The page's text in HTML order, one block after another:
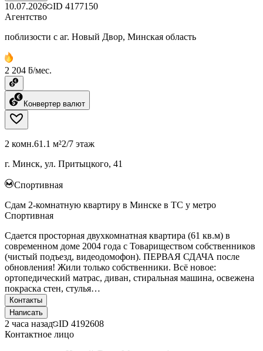
10.07.2026 ID 4177150
Агентство
поблизости с аг. Новый Двор, Минская область
2 204 ƃ/мес.
Конвертер валют
2 комн.61.1 м²2/7 этаж
г. Минск, ул. Притыцкого, 41
Спортивная
Сдам 2-комнатную квартиру в Минске в ТС у метро
Спортивная
Сдается просторная двухкомнатная квартира (61 кв.м) в
современном доме 2004 года с Товариществом собственников
(чистый подъезд, видеодомофон). ПЕРВАЯ СДАЧА после
обновления! Жили только собственники. Всё новое:
ортопедический матрас, диван, стиральная машина, освежена
покраска стен, стулья…
Контакты
Написать
2 часа назад ID 4192608
Контактное лицо